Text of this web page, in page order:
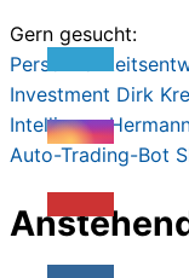
Gern gesucht:
Investment Dirk
Intelligenz
Auto-Trading-Bot